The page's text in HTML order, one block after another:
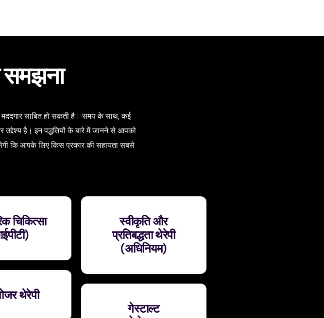
समझना
मददगार साबित हो सकती है। समय के साथ, कई
है। इन पद्धतियों के बारे में जानने से आपको
कि आपके लिए किस प्रकार की सहायता सबसे
चिकित्सा
थेरेपी
स्वीकृति और
प्रतिबद्धता थेरेपी
(अधिनियम)
गेस्टाल्ट